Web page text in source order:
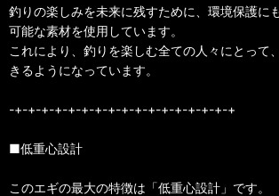
釣りの楽しみを未来に残すために、環境保護に
可能な素材を使用しています。
これにより、釣りを楽しむ全ての人々にとって
きるようになっています。
-+-+-+-+-+-+-+-+-+-+-+-+-+-+-+-+-+
■低重心設計
このエギの最大の特徴は「低重心設計」です。